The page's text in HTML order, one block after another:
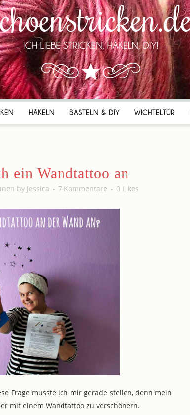
HÄKELN BASTELN & DIY WICHTELTÜR
ein Wandtattoo an
by Jessica 7 Kommentare 0 Likes
Frage musste ich mir gerade stellen, denn mein
mit einem Wandtattoo zu verschönern.